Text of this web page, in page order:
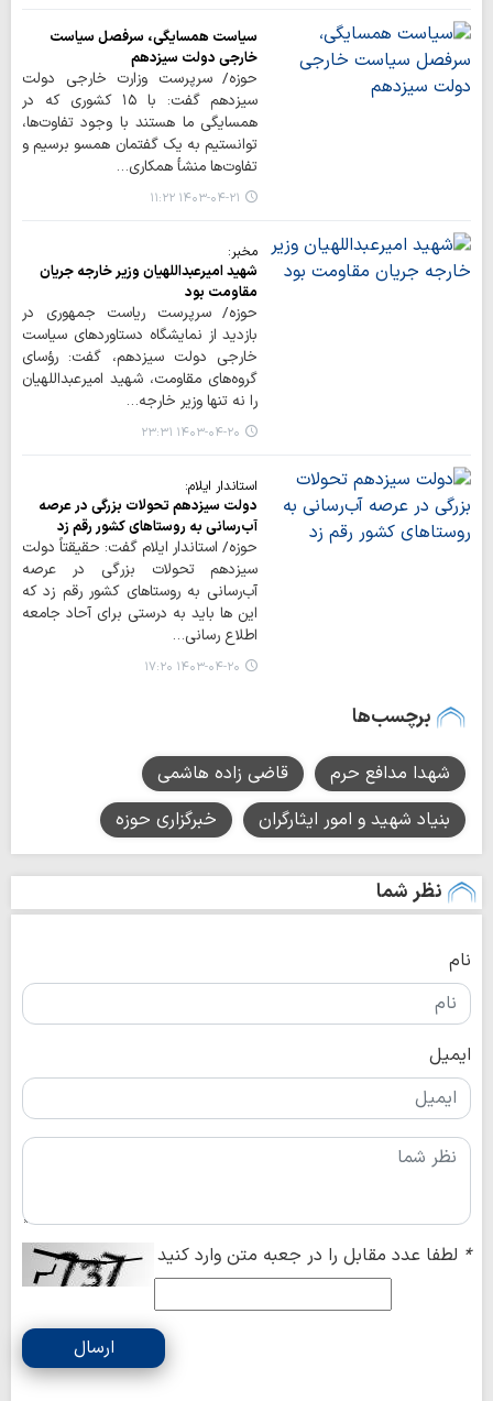
سیاست همسایگی، سرفصل سیاست
خارجی دولت سیزدهم
حوزه/ سرپرست وزارت خارجی دولت
سیزدهم گفت: با ۱۵ کشوری که در
همسایگی ما هستند با وجود تفاوت‌ها،
توانستیم به یک گفتمان همسو برسیم و
تفاوت‌ها منشأ همکاری…
۱۴۰۳-۰۴-۲۱ ۱۱:۲۲
مخبر:
شهید امیرعبداللهیان وزیر خارجه جریان
مقاومت بود
حوزه/ سرپرست ریاست جمهوری در
بازدید از نمایشگاه دستاوردهای سیاست
خارجی دولت سیزدهم، گفت: رؤسای
گروه‌های مقاومت، شهید امیرعبداللهیان
را نه تنها وزیر خارجه…
۱۴۰۳-۰۴-۲۰ ۲۳:۳۱
استاندار ایلام:
دولت سیزدهم تحولات بزرگی در عرصه
آب‌رسانی به روستاهای کشور رقم زد
حوزه/ استاندار ایلام گفت: حقیقتاً دولت
سیزدهم تحولات بزرگی در عرصه
آب‌رسانی به روستاهای کشور رقم زد که
این ها باید به درستی برای آحاد جامعه
اطلاع رسانی…
۱۴۰۳-۰۴-۲۰ ۱۷:۲۰
برچسب‌ها
شهدا مدافع حرم
قاضی زاده هاشمی
بنیاد شهید و امور ایثارگران
خبرگزاری حوزه
نظر شما
نام
ایمیل
* لطفا عدد مقابل را در جعبه متن وارد کنید
ارسال